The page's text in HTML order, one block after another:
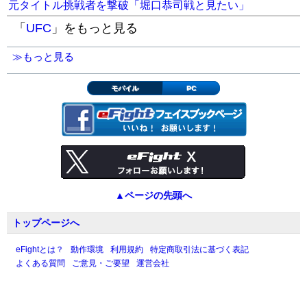
元タイトル挑戦者を撃破「堀口恭司戦と見たい」
「 UFC 」をもっと見る
≫もっと見る
モバイル PC
▲ページの先頭へ
トップページへ
eFightとは？ 動作環境 利用規約
特定商取引法に基づく表記
よくある質問
ご意見・ご要望 運営会社